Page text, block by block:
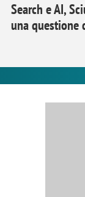
Search e AI,
una questione